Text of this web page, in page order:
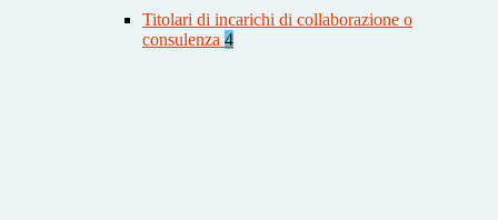
Titolari di incarichi di collaborazione o
consulenza 4